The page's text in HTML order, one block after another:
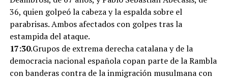
36, quien golpeó la cabeza y la espalda sobre el
parabrisas. Ambos afectados con golpes tras la
estampida del ataque.
17:30.Grupos de extrema derecha catalana y de la
democracia nacional española copan parte de la Rambla
con banderas contra de la inmigración musulmana con